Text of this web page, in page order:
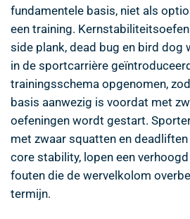
fundamentele basis, niet als
een training.
side plank, dead bug en bird dog
in de sportcarrière
trainingsschema opgenomen,
basis aanwezig is voordat met
oefeningen wordt gestart.
met zwaar squatten en
core stability, lopen een
fouten die de wervelkolom
termijn.